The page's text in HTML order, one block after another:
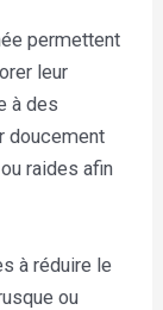
permettent
leur
à des
doucement
raides afin
à réduire le
ou